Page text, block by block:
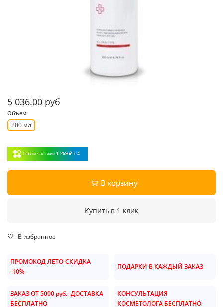
5 036.00 руб
Объем
200 мл
Плати частями 1 259 ₽ x 4
В корзину
Купить в 1 клик
В избранное
ПРОМОКОД ЛЕТО-СКИДКА
-10%
ПОДАРКИ В КАЖДЫЙ ЗАКАЗ
ЗАКАЗ ОТ 5000 руб.- ДОСТАВКА
БЕСПЛАТНО
КОНСУЛЬТАЦИЯ
КОСМЕТОЛОГА БЕСПЛАТНО